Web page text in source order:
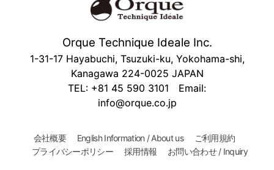
Orque Technique Ideale Inc.
1-31-17 Hayabuchi, Tsuzuki-ku, Yokohama-shi,
Kanagawa 224-0025 JAPAN
TEL: +81 45 590 3101 Email:
info@orque.co.jp
会社概要 English Information / About us
ご利用規約
プライバシーポリシー
採用情報 お問い合わせ / Inquiry